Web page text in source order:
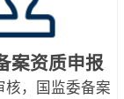
案资质申报
核，国监委备案